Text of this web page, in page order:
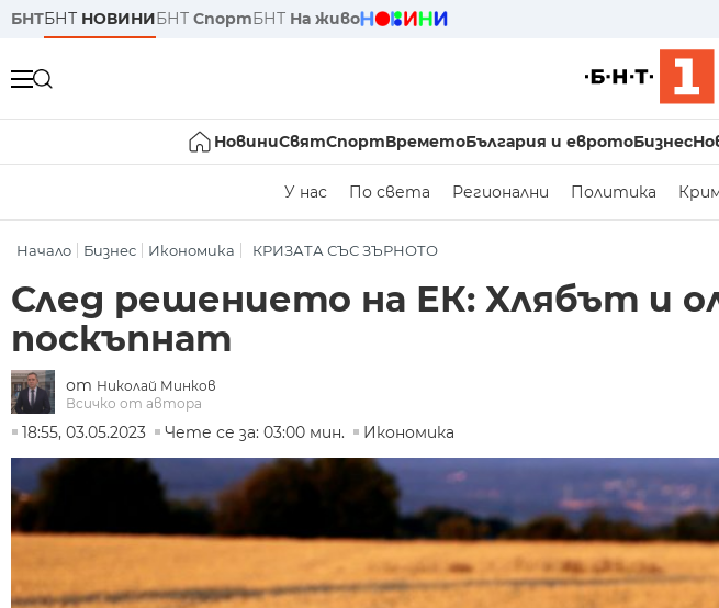
БНТБНТ НОВИНИБНТ СпортБНТ На живо
НовиниСвятСпортВреметоБългария и евротоБизнес
У нас По света Регионални Политика
Начало Бизнес Икономика КРИЗАТА СЪС ЗЪРНОТО
След решението на ЕК: Хлябът и
поскъпнат
от Николай Минков
Всичко от автора
18:55, 03.05.2023
Чете се за: 03:00 мин. Икономика